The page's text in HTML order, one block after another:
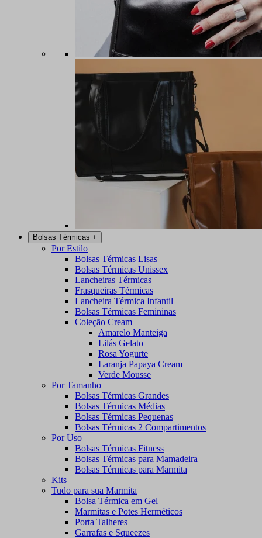
Bolsas Térmicas +
Por Estilo
Bolsas Térmicas Lisas
Bolsas Térmicas Unissex
Lancheiras Térmicas
Frasqueiras Térmicas
Lancheira Térmica Infantil
Bolsas Térmicas Femininas
Coleção Cream
Amarelo Manteiga
Lilás Gelato
Rosa Yogurte
Laranja Papaya Cream
Verde Mousse
Por Tamanho
Bolsas Térmicas Grandes
Bolsas Térmicas Médias
Bolsas Térmicas Pequenas
Bolsas Térmicas 2 Compartimentos
Por Uso
Bolsas Térmicas Fitness
Bolsas Térmicas para Mamadeira
Bolsas Térmicas para Marmita
Kits
Tudo para sua Marmita
Bolsa Térmica em Gel
Marmitas e Potes Herméticos
Porta Talheres
Garrafas e Squeezes